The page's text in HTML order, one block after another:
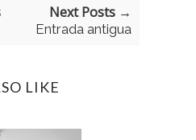
Next Posts →
Entrada antigua
LIKE